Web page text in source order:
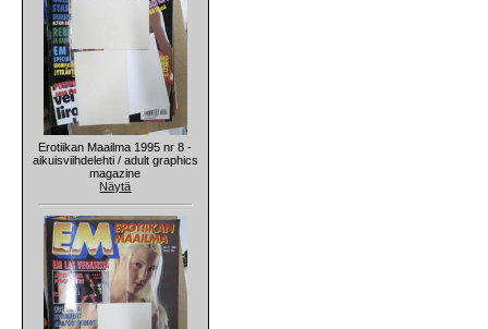
Erotiikan Maailma 1995 nr 8 -
aikuisviihdelehti / adult graphics
magazine
Näytä